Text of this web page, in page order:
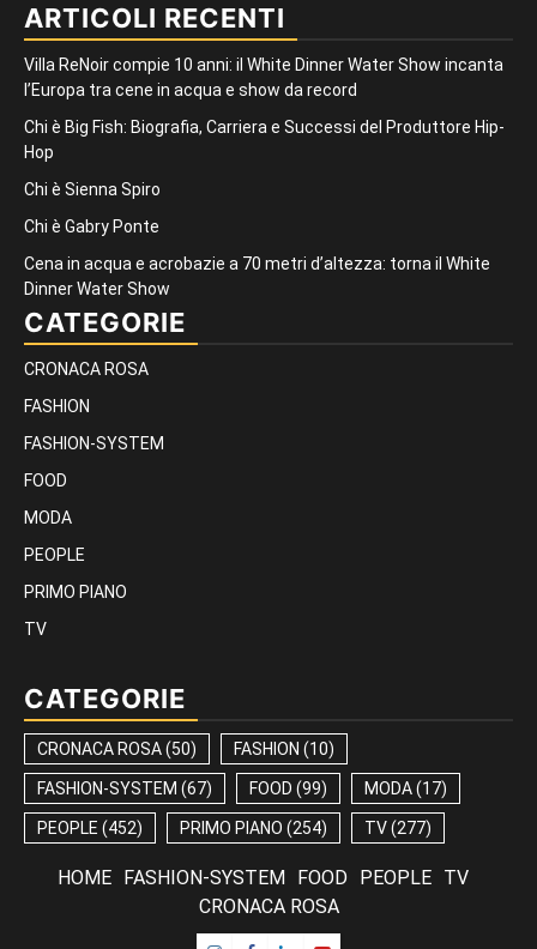
ARTICOLI RECENTI
Villa ReNoir compie 10 anni: il White Dinner Water Show incanta
l’Europa tra cene in acqua e show da record
Chi è Big Fish: Biografia, Carriera e Successi del Produttore Hip-
Hop
Chi è Sienna Spiro
Chi è Gabry Ponte
Cena in acqua e acrobazie a 70 metri d’altezza: torna il White
Dinner Water Show
CATEGORIE
CRONACA ROSA
FASHION
FASHION-SYSTEM
FOOD
MODA
PEOPLE
PRIMO PIANO
TV
CATEGORIE
CRONACA ROSA(50) FASHION (10)
FASHION-SYSTEM (67) FOOD (99) MODA(17)
PEOPLE (452) PRIMO PIANO (254) TV(277)
HOME FASHION-SYSTEM FOOD PEOPLE
TV
CRONACA ROSA